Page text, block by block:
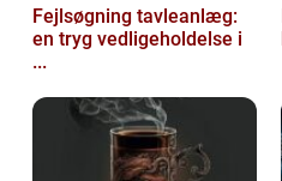
Fejlsøgning tavleanlæg:
en tryg vedligeholdelse i
...